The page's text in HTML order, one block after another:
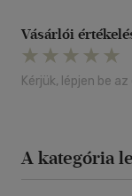
Vásárlói
Kérjük, lépjen be
A kategória